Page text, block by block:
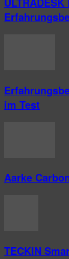
im Test
Aarke
TECKIN